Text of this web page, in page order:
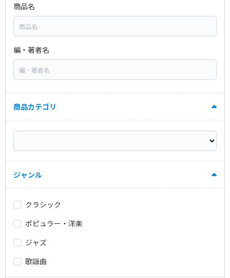
商品名
編・著者名
商品カテゴリ
ジャンル
クラシック
ポピュラー・洋楽
ジャズ
歌謡曲